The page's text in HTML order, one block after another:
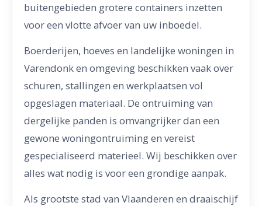
buitengebieden grotere containers inzetten
voor een vlotte afvoer van uw inboedel.
Boerderijen, hoeves en landelijke woningen in
Varendonk en omgeving beschikken vaak over
schuren, stallingen en werkplaatsen vol
opgeslagen materiaal. De ontruiming van
dergelijke panden is omvangrijker dan een
gewone woningontruiming en vereist
gespecialiseerd materieel. Wij beschikken over
alles wat nodig is voor een grondige aanpak.
Als grootste stad van Vlaanderen en draaischijf